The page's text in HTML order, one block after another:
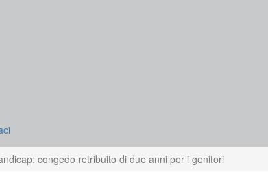
congedo retribuito di due anni per i genitori